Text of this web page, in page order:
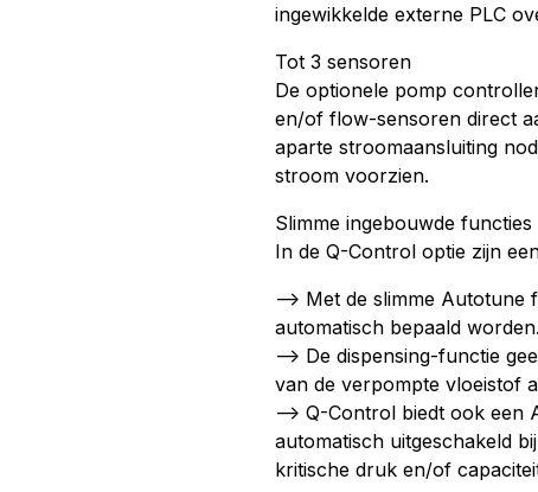
ingewikkelde externe PLC
Tot 3 sensoren
De optionele pomp
en/of flow-sensoren direct
aparte stroomaansluiting
stroom voorzien.
Slimme ingebouwde functies
In de Q-Control optie zijn
–> Met de slimme Autotune
automatisch bepaald worden.
–> De dispensing-functie
van de verpompte vloeistof
–> Q-Control biedt ook een
automatisch uitgeschakeld
kritische druk en/of